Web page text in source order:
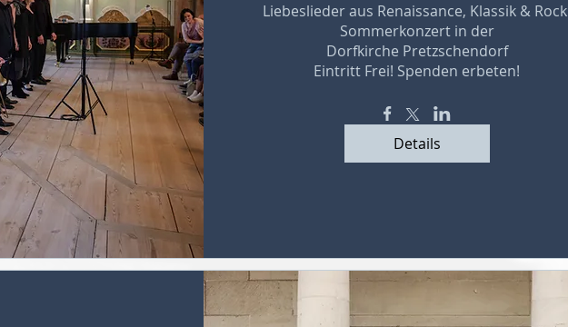
Liebeslieder aus Renaissance, Klassik & Rock
Sommerkonzert in der
Dorfkirche Pretzschendorf
Eintritt Frei! Spenden erbeten!
Details